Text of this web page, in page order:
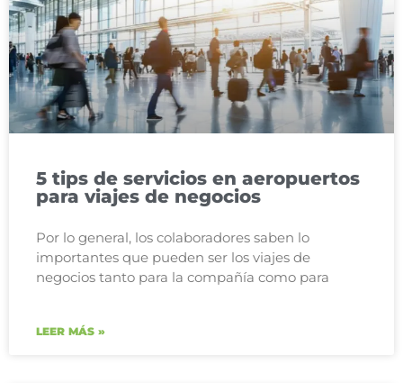
5 tips de servicios en aeropuertos
para viajes de negocios
Por lo general, los colaboradores saben lo
importantes que pueden ser los viajes de
negocios tanto para la compañía como para
LEER MÁS »